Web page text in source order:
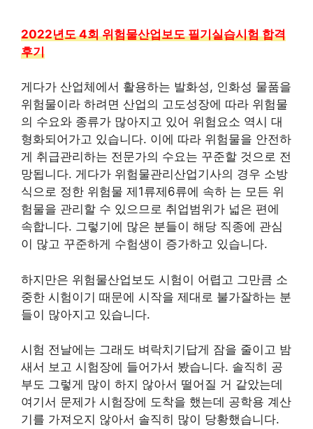
2022년도 4회 위험물산업보도 필기실습시험 합격
후기
게다가 산업체에서 활용하는 발화성, 인화성 물품을
위험물이라 하려면 산업의 고도성장에 따라 위험물
의 수요와 종류가 많아지고 있어 위험요소 역시 대
형화되어가고 있습니다. 이에 따라 위험물을 안전하
게 취급관리하는 전문가의 수요는 꾸준할 것으로 전
망됩니다. 게다가 위험물관리산업기사의 경우 소방
식으로 정한 위험물 제1류제6류에 속하 는 모든 위
험물을 관리할 수 있으므로 취업범위가 넓은 편에
속합니다. 그렇기에 많은 분들이 해당 직종에 관심
이 많고 꾸준하게 수험생이 증가하고 있습니다.
하지만은 위험물산업보도 시험이 어렵고 그만큼 소
중한 시험이기 때문에 시작을 제대로 불가잘하는 분
들이 많아지고 있습니다.
시험 전날에는 그래도 벼락치기답게 잠을 줄이고 밤
새서 보고 시험장에 들어가서 봤습니다. 솔직히 공
부도 그렇게 많이 하지 않아서 떨어질 거 같았는데
여기서 문제가 시험장에 도착을 했는데 공학용 계산
기를 가져오지 않아서 솔직히 많이 당황했습니다.